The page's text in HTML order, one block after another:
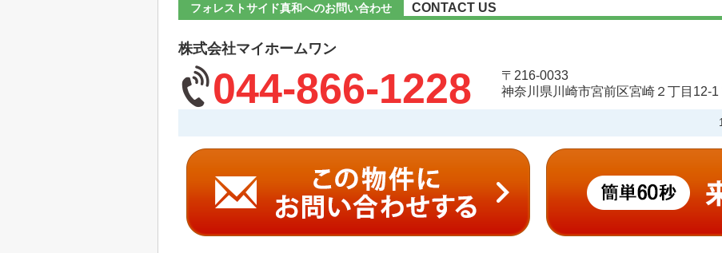
フォレストサイド真和へのお問い合わせ CONTACT US
株式会社マイホームワン
044-866-1228
〒216-0033
神奈川県川崎市宮前区宮崎２丁目12-